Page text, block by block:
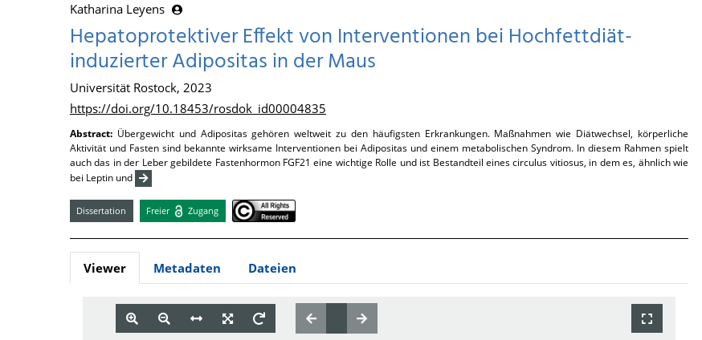
Katharina Leyens
Hepatoprotektiver Effekt von Interventionen bei Hochfettdiät-
induzierter Adipositas in der Maus
Universität Rostock, 2023
https://doi.org/10.18453/rosdok_id00004835
Abstract: Übergewicht und Adipositas gehören weltweit zu den häufigsten Erkrankungen. Maßnahmen wie Diätwechsel, körperliche
Aktivität und Fasten sind bekannte wirksame Interventionen bei Adipositas und einem metabolischen Syndrom. In diesem Rahmen spielt
auch das in der Leber gebildete Fastenhormon FGF21 eine wichtige Rolle und ist Bestandteil eines circulus vitiosus, in dem es, ähnlich wie
bei Leptin und
Dissertation Freier Zugang
Viewer Metadaten Dateien